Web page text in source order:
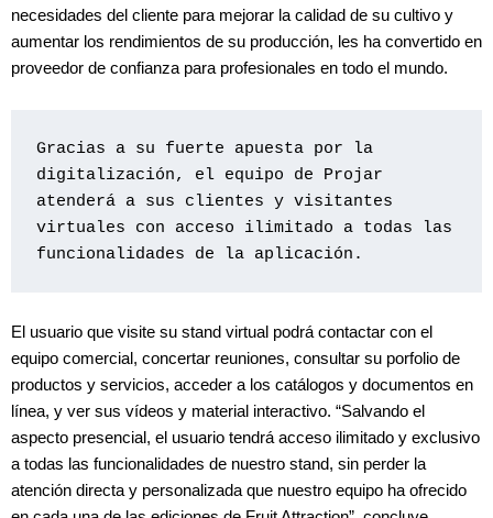
necesidades del cliente para mejorar la calidad de su cultivo y
aumentar los rendimientos de su producción, les ha convertido en
proveedor de confianza para profesionales en todo el mundo.
Gracias a su fuerte apuesta por la
digitalización, el equipo de Projar
atenderá a sus clientes y visitantes
virtuales con acceso ilimitado a todas las
funcionalidades de la aplicación.
El usuario que visite su stand virtual podrá contactar con el
equipo comercial, concertar reuniones, consultar su porfolio de
productos y servicios, acceder a los catálogos y documentos en
línea, y ver sus vídeos y material interactivo. “Salvando el
aspecto presencial, el usuario tendrá acceso ilimitado y exclusivo
a todas las funcionalidades de nuestro stand, sin perder la
atención directa y personalizada que nuestro equipo ha ofrecido